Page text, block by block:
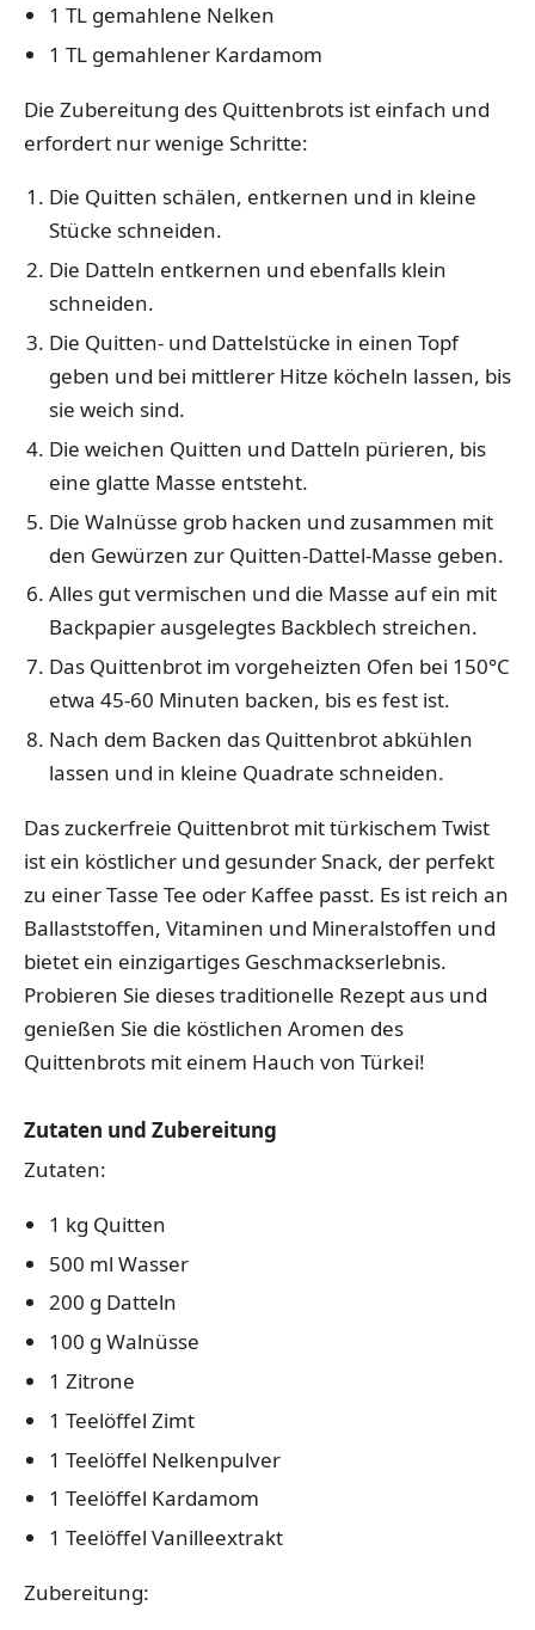
1 TL gemahlene Nelken
1 TL gemahlener Kardamom
Die Zubereitung des Quittenbrots ist einfach und
erfordert nur wenige Schritte:
Die Quitten schälen, entkernen und in kleine
Stücke schneiden.
Die Datteln entkernen und ebenfalls klein
schneiden.
Die Quitten- und Dattelstücke in einen Topf
geben und bei mittlerer Hitze köcheln lassen, bis
sie weich sind.
Die weichen Quitten und Datteln pürieren, bis
eine glatte Masse entsteht.
Die Walnüsse grob hacken und zusammen mit
den Gewürzen zur Quitten-Dattel-Masse geben.
Alles gut vermischen und die Masse auf ein mit
Backpapier ausgelegtes Backblech streichen.
Das Quittenbrot im vorgeheizten Ofen bei 150°C
etwa 45-60 Minuten backen, bis es fest ist.
Nach dem Backen das Quittenbrot abkühlen
lassen und in kleine Quadrate schneiden.
Das zuckerfreie Quittenbrot mit türkischem Twist
ist ein köstlicher und gesunder Snack, der perfekt
zu einer Tasse Tee oder Kaffee passt. Es ist reich an
Ballaststoffen, Vitaminen und Mineralstoffen und
bietet ein einzigartiges Geschmackserlebnis.
Probieren Sie dieses traditionelle Rezept aus und
genießen Sie die köstlichen Aromen des
Quittenbrots mit einem Hauch von Türkei!
Zutaten und Zubereitung
Zutaten:
1 kg Quitten
500 ml Wasser
200 g Datteln
100 g Walnüsse
1 Zitrone
1 Teelöffel Zimt
1 Teelöffel Nelkenpulver
1 Teelöffel Kardamom
1 Teelöffel Vanilleextrakt
Zubereitung: